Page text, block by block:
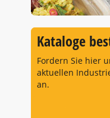
Kataloge
Fordern Sie hier
aktuellen
an.